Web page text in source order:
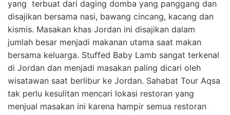
yang terbuat dari daging domba yang panggang dan
disajikan bersama nasi, bawang cincang, kacang dan
kismis. Masakan khas Jordan ini disajikan dalam
jumlah besar menjadi makanan utama saat makan
bersama keluarga. Stuffed Baby Lamb sangat terkenal
di Jordan dan menjadi masakan paling dicari oleh
wisatawan saat berlibur ke Jordan. Sahabat Tour Aqsa
tak perlu kesulitan mencari lokasi restoran yang
menjual masakan ini karena hampir semua restoran